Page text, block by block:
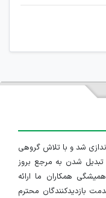
چه به صورت دسته
استخدام در تاریخ ۱۳۹۱/۱/۱۰ راه اندازی شد و با تلاش گروهی
شدن به مرجع بروز
همکاران ما ارائه
بازدیدکنندگان محترم